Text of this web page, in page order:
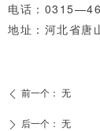
电话：
地址：河北省唐
ꄴ 前一个： 无
ꄲ 后一个： 无